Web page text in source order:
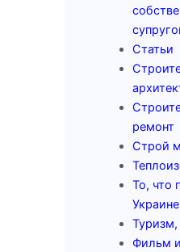
Статьи
ремонт
Строй
То, что
Украине
Туризм,
Фильм